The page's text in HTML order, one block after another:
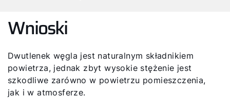
Wnioski
Dwutlenek węgla jest naturalnym składnikiem
powietrza, jednak zbyt wysokie stężenie jest
szkodliwe zarówno w powietrzu pomieszczenia,
jak i w atmosferze.